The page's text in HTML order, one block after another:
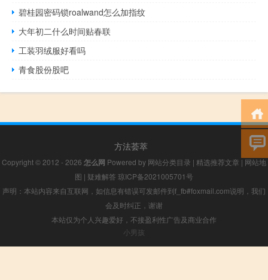
碧桂园密码锁roalwand怎么加指纹
大年初二什么时间贴春联
工装羽绒服好看吗
青食股份股吧
方法荟萃
Copyright © 2012 - 2026 怎么网 Powered by 网站分类目录 | 精选推荐文章 | 网站地
图 | 疑难解答 琼ICP备2021005701号
声明：本站内容来自互联网，如信息有错误可发邮件到f_fb#foxmail.com说明，我们
会及时纠正，谢谢
本站仅为个人兴趣爱好，不接盈利性广告及商业合作
小男孩